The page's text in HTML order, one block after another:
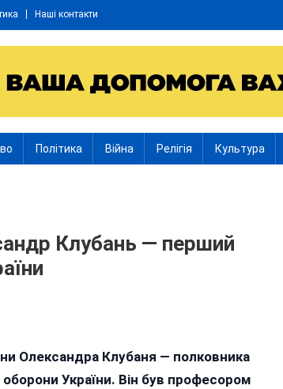
Наші контакти
Політика Війна Релігія Культура
Клубань — перший
Олександра Клубаня — полковника
України. Він був професором